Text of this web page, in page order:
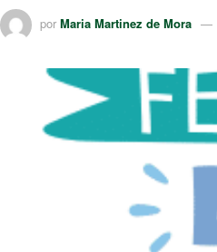
por Maria Martinez de Mora